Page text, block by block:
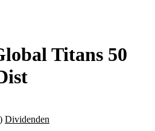
Titans 50
Dividenden